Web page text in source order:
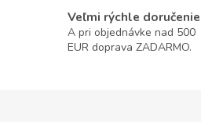
Veľmi rýchle doručenie
A pri objednávke nad 500
EUR doprava ZADARMO.